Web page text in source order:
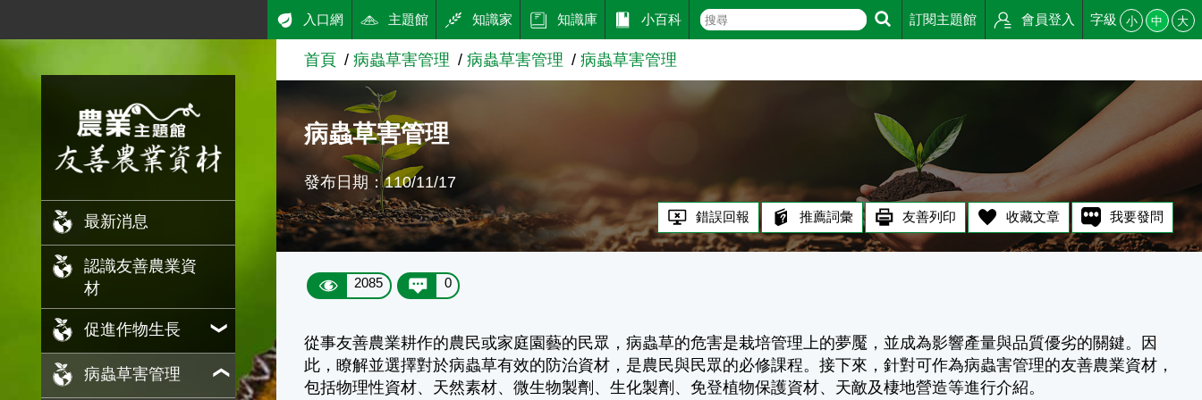
跳到主要內容
農業知識入口網
最新消息
認識友善農業資
材
促進作物生長
病蟲草害管理
入口網 主題館 知識家 知識庫 小百科 訂閱主題館 會員登入 字級 小 中 大
首頁 病蟲草害管理 病蟲草害管理 病蟲草害管理
病蟲草害管理
發布日期：110/11/17
錯誤回報 推薦詞彙 友善列印 收藏文章 我要發問
2085 0
從事友善農業耕作的農民或家庭園藝的民眾，病蟲草的危害是栽培管理上的夢魘，並成為影響產量與品質優劣的關鍵。因
此，瞭解並選擇對於病蟲草有效的防治資材，是農民與民眾的必修課程。接下來，針對可作為病蟲害管理的友善農業資材，
包括物理性資材、天然素材、微生物製劑、生化製劑、免登植物保護資材、天敵及棲地營造等進行介紹。